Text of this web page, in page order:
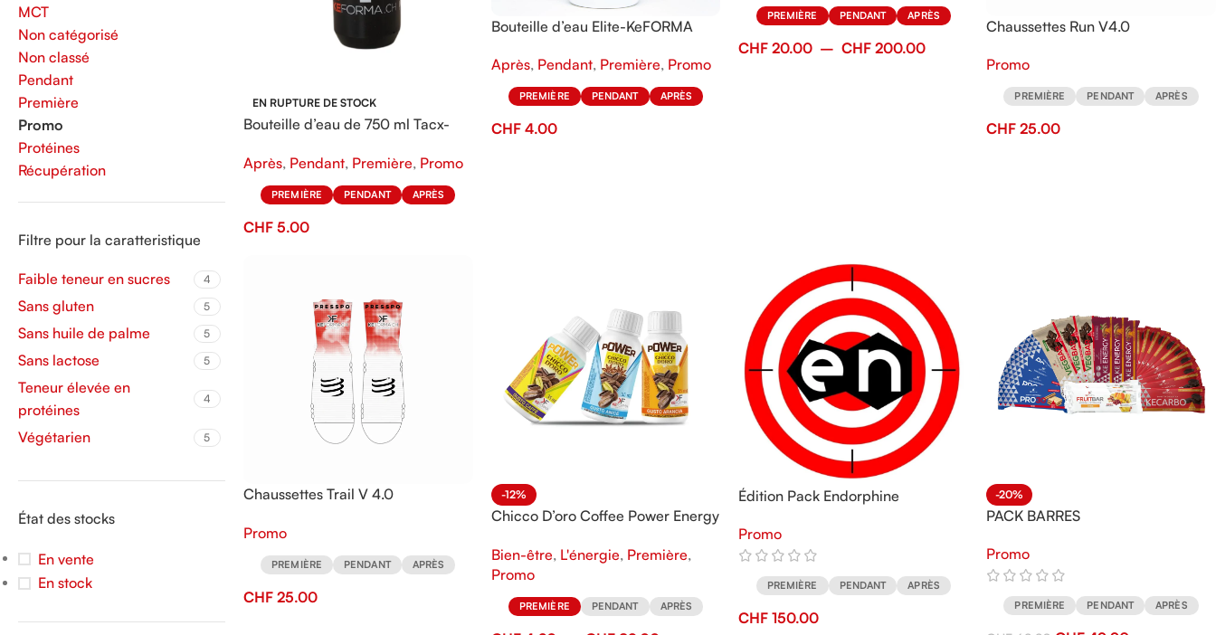
MCT
Non catégorisé
Non classé
Pendant
Première
Promo
Protéines
Récupération
Filtre pour la caratteristique
Faible teneur en sucres 4
Sans gluten 5
Sans huile de palme 5
Sans lactose 5
Teneur élevée en
protéines
4
Végétarien 5
État des stocks
En vente
En stock
EN RUPTURE DE STOCK
Bouteille d’eau de 750 ml Tacx-
Après, Pendant, Première, Promo
PREMIÈRE PENDANT APRÈS
CHF5.00
Bouteille d’eau Elite-KeFORMA
Après, Pendant, Première, Promo
PREMIÈRE PENDANT APRÈS
CHF4.00
PREMIÈRE PENDANT APRÈS
CHF 20.00 – CHF 200.00
Chaussettes Run V4.0
Promo
PREMIÈRE PENDANT APRÈS
CHF 25.00
Chaussettes Trail V 4.0
Promo
PREMIÈRE PENDANT APRÈS
CHF25.00
-12%
Chicco D’oro Coffee Power Energy
Bien-être, L'énergie, Première,
Promo
PREMIÈRE PENDANT APRÈS
Édition Pack Endorphine
Promo
PREMIÈRE PENDANT APRÈS
CHF 150.00
-20%
PACK BARRES
Promo
PREMIÈRE PENDANT APRÈS